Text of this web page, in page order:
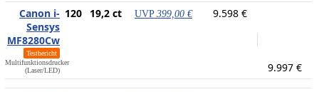
Canon i-
Sensys
MF8280Cw
Testbericht
Multifunktionsdrucker
(Laser/LED)
120 19,2 ct UVP 399,00 € 9.598 €
9.997 €